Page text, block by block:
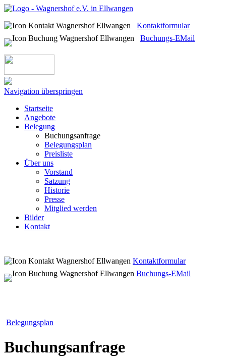
Kontaktformular
Buchungs-EMail
Navigation überspringen
Startseite
Angebote
Belegung
Buchungsanfrage
Belegungsplan
Preisliste
Über uns
Vorstand
Satzung
Historie
Presse
Mitglied werden
Bilder
Kontakt
Kontaktformular
Buchungs-EMail
Belegungsplan
Buchungsanfrage